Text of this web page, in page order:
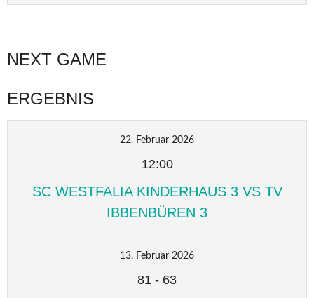
NEXT GAME
ERGEBNIS
22. Februar 2026
12:00
SC WESTFALIA KINDERHAUS 3 VS TV
IBBENBÜREN 3
13. Februar 2026
81 - 63